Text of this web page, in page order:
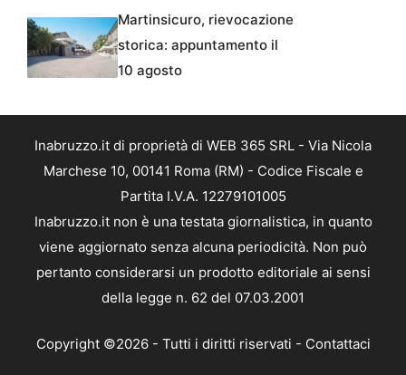
Martinsicuro, rievocazione
storica: appuntamento il
10 agosto
Inabruzzo.it di proprietà di WEB 365 SRL - Via Nicola
Marchese 10, 00141 Roma (RM) - Codice Fiscale e
Partita I.V.A. 12279101005
Inabruzzo.it non è una testata giornalistica, in quanto
viene aggiornato senza alcuna periodicità. Non può
pertanto considerarsi un prodotto editoriale ai sensi
della legge n. 62 del 07.03.2001
Copyright ©2026 - Tutti i diritti riservati - Contattaci